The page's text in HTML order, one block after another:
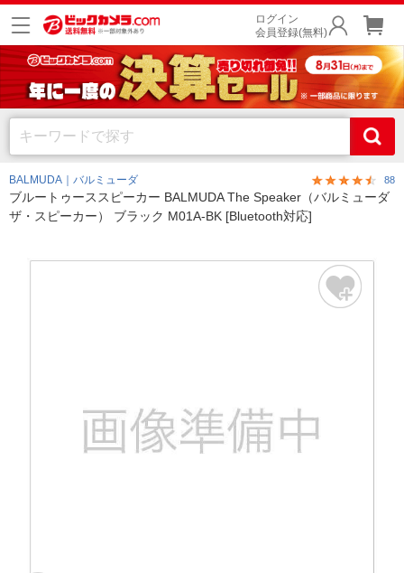
ログイン
会員登録(無料)
BALMUDA｜バルミューダ 88
ブルートゥーススピーカー BALMUDA The Speaker（バルミューダ
ザ・スピーカー） ブラック M01A-BK [Bluetooth対応]